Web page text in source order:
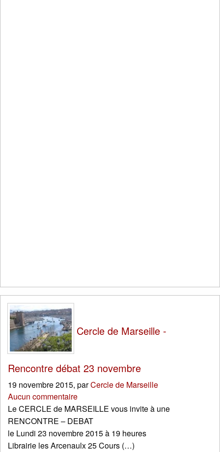
Cercle de Marseille -
Rencontre débat 23 novembre
19 novembre 2015, parCercle de Marseille
Aucun commentaire
Le CERCLE de MARSEILLE vous invite à une
RENCONTRE – DEBAT
le Lundi 23 novembre 2015 à 19 heures
Librairie les Arcenaulx 25 Cours (…)